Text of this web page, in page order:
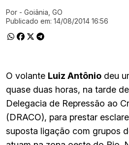
Ir direto pra matéria
Por - Goiânia, GO
Publicado em: 14/08/2014 16:56
O volante Luiz Antônio deu
quase duas horas, na tarde
Delegacia de Repressão ao
(DRACO), para prestar
suposta ligação com grupos